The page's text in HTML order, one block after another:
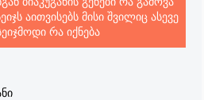
აითვისებს მისი შვილიც ასევე
რა იქნება